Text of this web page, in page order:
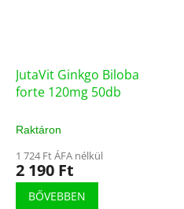
JutaVit Ginkgo Biloba
forte 120mg 50db
Raktáron
1 724 Ft ÁFA nélkül
2 190 Ft
BŐVEBBEN